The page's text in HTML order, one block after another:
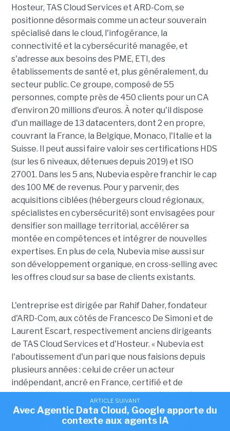
ARTICLE SUIVANT
Trois hébergeurs français fusionnent pour
créer Nubevia
Hosteur, TAS Cloud Services et ARD-Com, se
positionne désormais comme un acteur souverain
spécialisé dans le cloud, l'infogérance, la
connectivité et la cybersécurité managée, et
s'adresse aux besoins des PME, ETI, des
établissements de santé et, plus généralement, du
secteur public. Ce groupe, composé de 55
personnes, compte près de 450 clients pour un CA
d'environ 20 millions d'euros. À noter qu'il dispose
d'un maillage de 13 datacenters, dont 2 en propre,
couvrant la France, la Belgique, Monaco, l'Italie et la
Suisse. Il peut aussi faire valoir ses certifications HDS
(sur les 6 niveaux, détenues depuis 2019) et ISO
27001. Dans les 5 ans, Nubevia espère franchir le cap
des 100 M€ de revenus. Pour y parvenir, des
acquisitions ciblées (hébergeurs cloud régionaux,
spécialistes en cybersécurité) sont envisagées pour
densifier son maillage territorial, accélérer sa
montée en compétences et intégrer de nouvelles
expertises. En plus de cela, Nubevia mise aussi sur
son développement organique, en cross-selling avec
les offres cloud sur sa base de clients existants.
L'entreprise est dirigée par Rahif Daher, fondateur
d'ARD-Com, aux côtés de Francesco De Simoni et de
Laurent Escart, respectivement anciens dirigeants
de TAS Cloud Services et d'Hosteur. « Nubevia est
l'aboutissement d'un pari que nous faisions depuis
plusieurs années : celui de créer un acteur
indépendant, ancré en France, certifié et de
proximité, qui a toute sa place aux côtés des géants
nationaux. Nous avons l'expertise, les certifications
et les équipes pour devenir le partenaire de
ARTICLE SUIVANT
Avec Agentic Data Cloud, Google apporte du
contexte aux agents IA